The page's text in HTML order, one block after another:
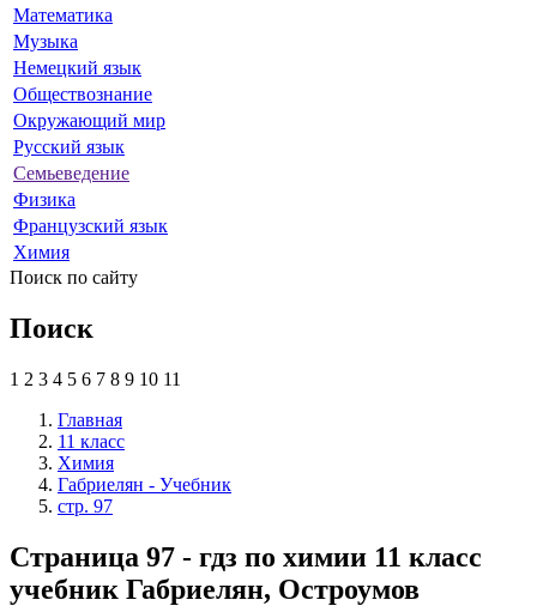
Математика
Музыка
Немецкий язык
Обществознание
Окружающий мир
Русский язык
Семьеведение
Физика
Французский язык
Химия
Поиск по сайту
Поиск
1 2 3 4 5 6 7 8 9 10 11
Главная
11 класс
Химия
Габриелян - Учебник
стр. 97
Страница 97 - гдз по химии 11 класс
учебник Габриелян, Остроумов